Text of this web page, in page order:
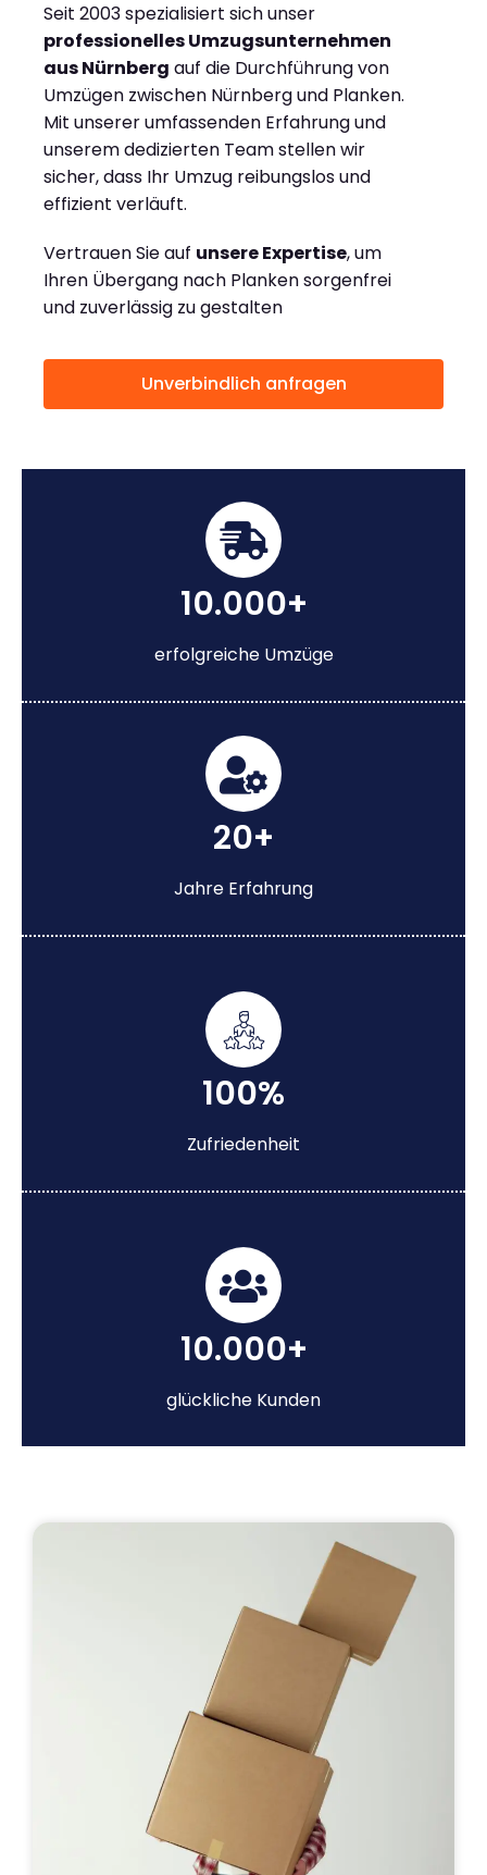
Seit 2003 spezialisiert sich unser
professionelles Umzugsunternehmen
aus Nürnberg auf die Durchführung von
Umzügen zwischen Nürnberg und Planken.
Mit unserer umfassenden Erfahrung und
unserem dedizierten Team stellen wir
sicher, dass Ihr Umzug reibungslos und
effizient verläuft.
Vertrauen Sie auf unsere Expertise, um
Ihren Übergang nach Planken sorgenfrei
und zuverlässig zu gestalten
Unverbindlich anfragen
10.000+
erfolgreiche Umzüge
20+
Jahre Erfahrung
100%
Zufriedenheit
10.000+
glückliche Kunden